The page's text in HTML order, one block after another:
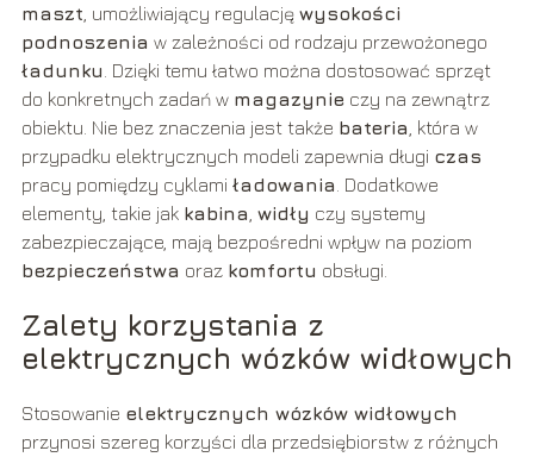
maszt , umożliwiający regulację wysokości
podnoszenia w zależności od rodzaju przewożonego
ładunku . Dzięki temu łatwo można dostosować sprzęt
do konkretnych zadań w magazynieczy na zewnątrz
obiektu. Nie bez znaczenia jest także bateria , która w
przypadku elektrycznych modeli zapewnia długi czas
pracy pomiędzy cyklami ładowania . Dodatkowe
elementy, takie jak kabina widły czy systemy
zabezpieczające, mają bezpośredni wpływ na poziom
bezpieczeństwa oraz komfortu obsługi.
Zalety korzystania z
elektrycznych wózków widłowych
Stosowanie elektrycznych wózków widłowych
przynosi szereg korzyści dla przedsiębiorstw z różnych